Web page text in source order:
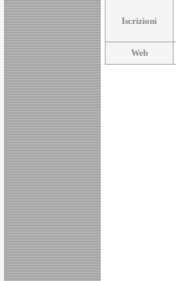
Iscrizioni
Web